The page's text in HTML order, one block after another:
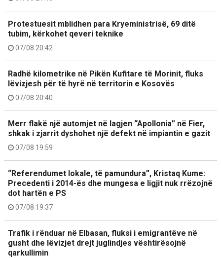
Protestuesit mblidhen para Kryeministrisë, 69 ditë
tubim, kërkohet qeveri teknike
07/08 20:42
Radhë kilometrike në Pikën Kufitare të Morinit, fluks
lëvizjesh për të hyrë në territorin e Kosovës
07/08 20:40
Merr flakë një automjet në lagjen “Apollonia” në Fier,
shkak i zjarrit dyshohet një defekt në impiantin e gazit
07/08 19:59
“Referendumet lokale, të pamundura”, Kristaq Kume:
Precedenti i 2014-ës dhe mungesa e ligjit nuk rrëzojnë
dot hartën e PS
07/08 19:37
Trafik i rënduar në Elbasan, fluksi i emigrantëve në
gusht dhe lëvizjet drejt juglindjes vështirësojnë
qarkullimin